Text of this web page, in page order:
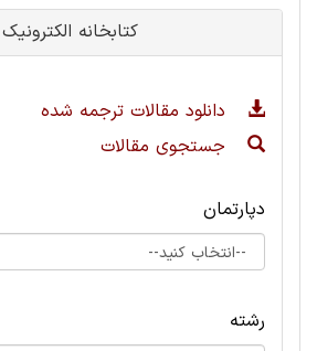
کتابخانه الکترونیک
دانلود مقالات ترجمه شده
جستجوی مقالات
دپارتمان
رشته